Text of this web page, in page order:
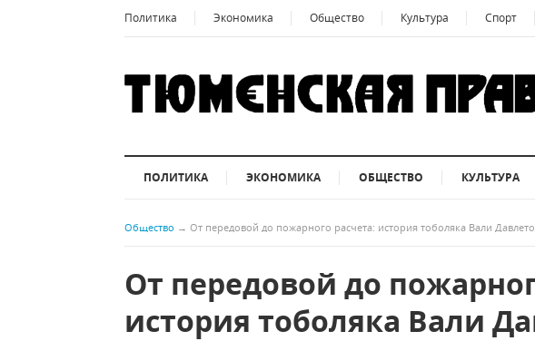
Политика Экономика Общество Культура Спорт
ПОЛИТИКА ЭКОНОМИКА ОБЩЕСТВО КУЛЬТУРА
Общество → От передовой до пожарного расчета: история тоболяка Вали
От передовой до
история тоболяка Вали